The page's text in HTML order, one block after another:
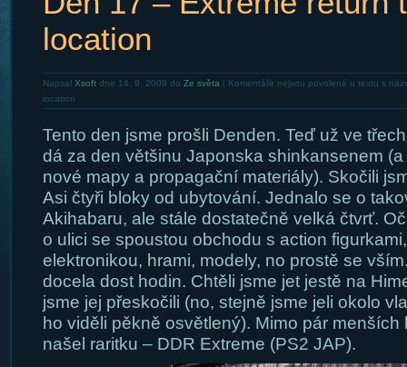
location
Napsal Xsoftdne 14. 9. 2009 do Ze světa | Komentáře nejsou povolené u textu s
location
Tento den jsme prošli Denden. Teď už ve
dá za den většinu Japonska shinkansenem
nové mapy a propagační materiály). Skočili
Asi čtyři bloky od ubytování. Jednalo se o
Akihabaru, ale stále dostatečně velká čtvrť.
o ulici se spoustou obchodu s action
elektronikou, hrami, modely, no prostě se
docela dost hodin. Chtěli jsme jet jestě na
jsme jej přeskočili (no, stejně jsme jeli okolo
ho viděli pěkně osvětlený). Mimo pár menších
našel raritku – DDR Extreme (PS2 JAP).